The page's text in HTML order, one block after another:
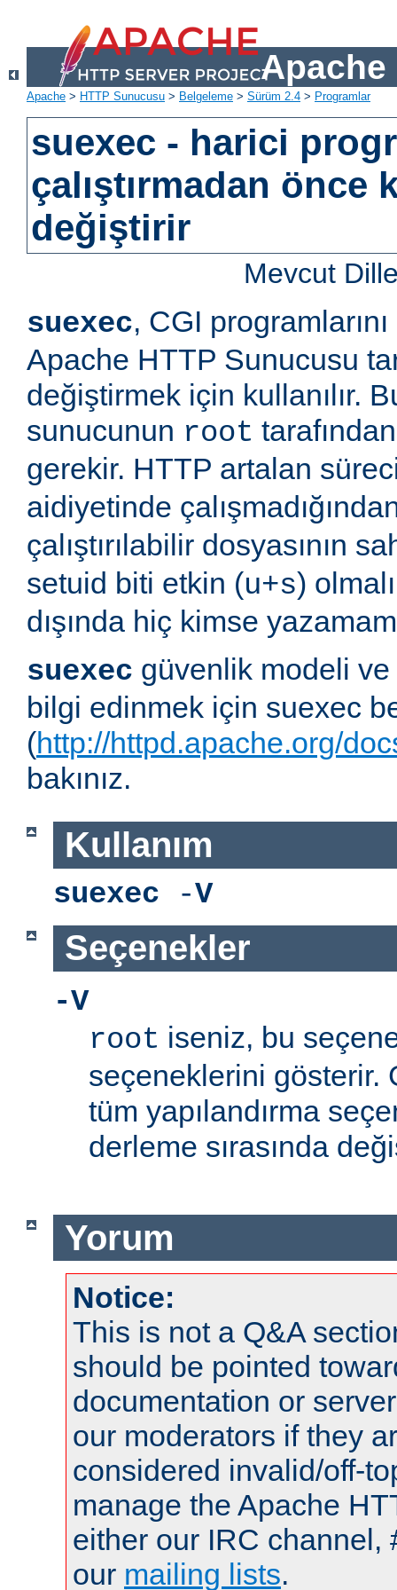
Apache
Apache > HTTP Sunucusu > Belgeleme > Sürüm 2.4 > Programlar
suexec - harici
çalıştırmadan önce
değiştirir
Mevcut
suexec, CGI
Apache HTTP Sunucusu
değiştirmek için kullanılır.
sunucunun root
gerekir. HTTP artalan
aidiyetinde
çalıştırılabilir dosyasının
setuid biti etkin (u+s)
dışında hiç kimse
suexec güvenlik modeli
bilgi edinmek için suexec
(http://httpd.apache.org/
bakınız.
Kullanım
suexec -V
Seçenekler
-V
root iseniz, bu
seçeneklerini gösterir.
tüm yapılandırma
derleme sırasında
Yorum
Notice:
This is not a Q&A
should be pointed
documentation or
our moderators if they
considered invalid/off-
manage the Apache
either our IRC channel,
our mailing lists.